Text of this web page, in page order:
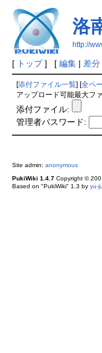
洛
http://
[ トップ] [ 編集| 差分
添付ファイル一覧 全ペ
アップロード可能最大フ
添付ファイル:
管理者パスワード:
Site admin: anonymous
PukiWiki 1.4.7Copyright ©
Based on "PukiWiki" 1.3 by yu-ji